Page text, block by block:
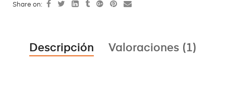
Share on:
Descripción Valoraciones (1)